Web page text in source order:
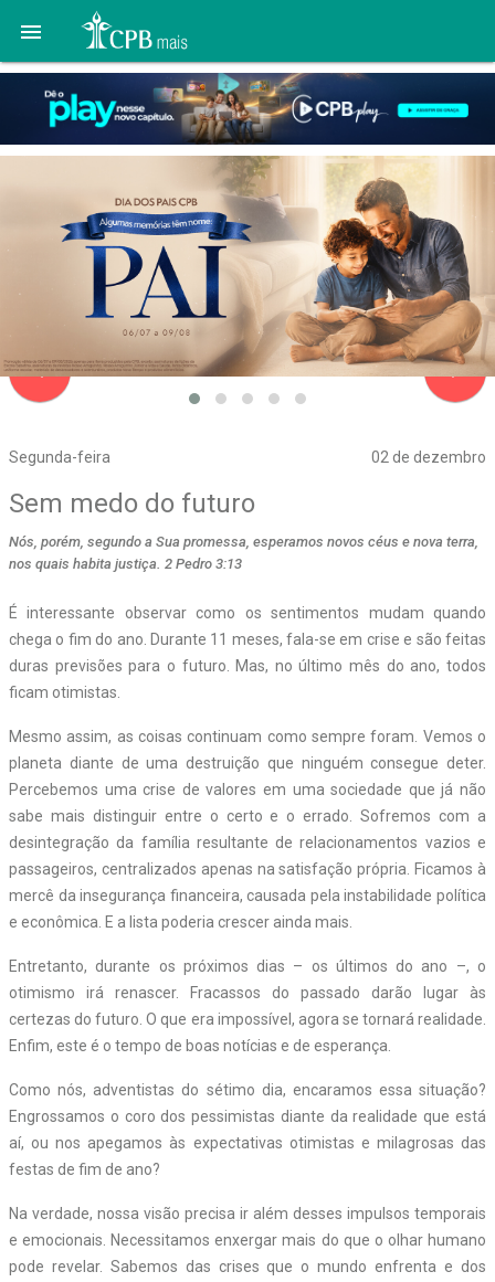

Segunda-feira 02 de dezembro
navigate_before
Sem medo do futuro
Nós, porém, segundo a Sua promessa, esperamos novos céus e nova terra,
nos quais habita justiça. 2 Pedro 3:13
É interessante observar como os sentimentos mudam quando
chega o fim do ano. Durante 11 meses, fala-se em crise e são feitas
duras previsões para o futuro. Mas, no último mês do ano, todos
ficam otimistas.
Mesmo assim, as coisas continuam como sempre foram. Vemos o
planeta diante de uma destruição que ninguém consegue deter.
Percebemos uma crise de valores em uma sociedade que já não
sabe mais distinguir entre o certo e o errado. Sofremos com a
desintegração da família resultante de relacionamentos vazios e
passageiros, centralizados apenas na satisfação própria. Ficamos à
mercê da insegurança financeira, causada pela instabilidade política
e econômica. E a lista poderia crescer ainda mais.
Entretanto, durante os próximos dias – os últimos do ano –, o
otimismo irá renascer. Fracassos do passado darão lugar às
certezas do futuro. O que era impossível, agora se tornará realidade.
Enfim, este é o tempo de boas notícias e de esperança.
Como nós, adventistas do sétimo dia, encaramos essa situação?
Engrossamos o coro dos pessimistas diante da realidade que está
aí, ou nos apegamos às expectativas otimistas e milagrosas das
festas de fim de ano?
Na verdade, nossa visão precisa ir além desses impulsos temporais
e emocionais. Necessitamos enxergar mais do que o olhar humano
pode revelar. Sabemos das crises que o mundo enfrenta e dos
navigate_next